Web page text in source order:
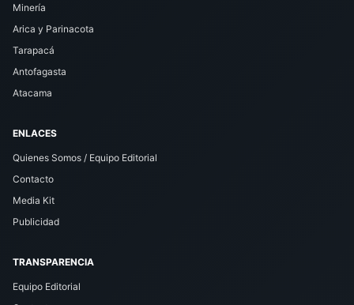
Minería
Arica y Parinacota
Tarapacá
Antofagasta
Atacama
ENLACES
Quienes Somos / Equipo Editorial
Contacto
Media Kit
Publicidad
TRANSPARENCIA
Equipo Editorial